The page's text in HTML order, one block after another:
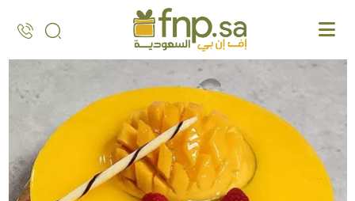
content